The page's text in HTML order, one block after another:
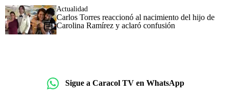
Actualidad
Carlos Torres reaccionó al nacimiento del hijo de
Carolina Ramírez y aclaró confusión
Sigue a Caracol TV en WhatsApp